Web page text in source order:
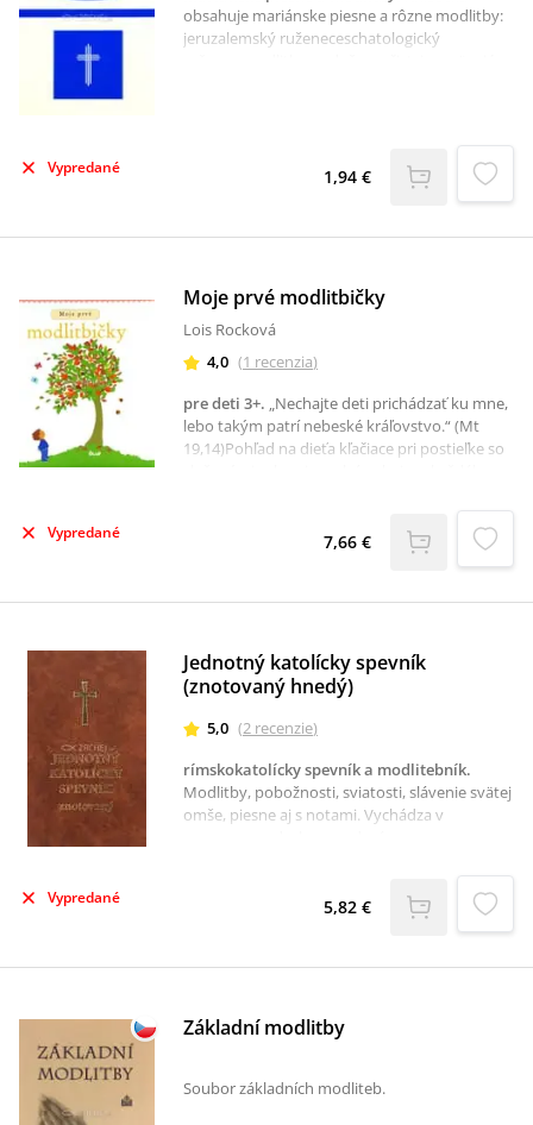
obsahuje mariánske piesne a rôzne modlitby:
jeruzalemský ruženeceschatologický
Ježišom,ruženec, litánie a deviatnik k svätému
Jozefovi,chválospevy ku cti svätého
Jozefa,modlitba za dar čistoty,modlitba
smrti,odpustkové vzdychy k svätému Jozefovi
Vypredané 1,94 €
Moje prvé modlitbičky
Lois Rocková
4,0 (1 recenzia)
pre deti 3+. „Nechajte deti prichádzať ku mne,
lebo takým patrí nebeské kráľovstvo.“ (Mt
19,14)Pohľad na dieťa kľačiace pri postieľke so
vychovávať k tomu, aby sa učili hovoriť s
Bohom prostredníctvom modlitby a aby ju
nepovažovali za príkaz, ale za niečo, čo robia
pravé kresťanské hodnoty sa dieťaťu
prvé modlitbičky obsahuje 120 krátkych
modlitieb písaných detským jazykom, aby boli
pre mne čo najprístupnejšie.
Vypredané 7,66 €
Jednotný katolícky spevník
(znotovaný hnedý)
5,0 (2 recenzie)
rímskokatolícky spevník a modlitebník.
Modlitby, pobožnosti, sviatosti, slávenie svätej
omše, piesne aj s notami. Vychádza v
Vypredané 5,82 €
Základní modlitby
Soubor základních modliteb.